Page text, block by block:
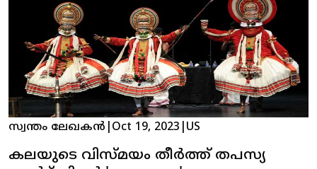
സ്വന്തം ലേഖകൻ Oct 19, 2023 US
കലയുടെ വിസ്മയം തീർത്ത് തപസ്യ